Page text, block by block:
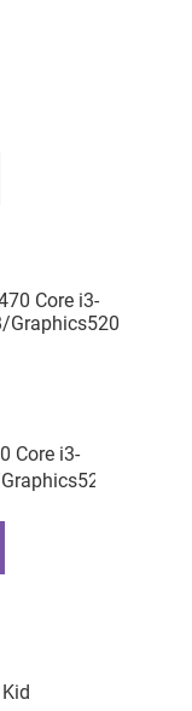
Core i3-